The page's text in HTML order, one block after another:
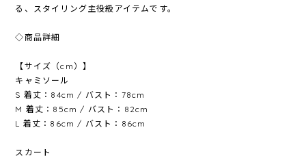
る、スタイリング主役級アイテムです。
◇商品詳細
【サイズ（cm）】
キャミソール
S 着丈：84cm / バスト：78cm
M 着丈：85cm / バスト：82cm
L 着丈：86cm / バスト：86cm
スカート